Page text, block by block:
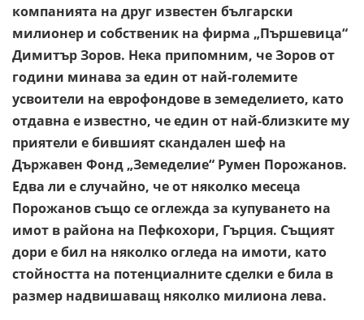
компанията на друг известен български
милионер и собственик на фирма „Пършевица“
Димитър Зоров. Нека припомним, че Зоров от
години минава за един от най-големите
усвоители на еврофондове в земеделието, като
отдавна е известно, че един от най-близките му
приятели е бившият скандален шеф на
Държавен Фонд „Земеделие“ Румен Порожанов.
Едва ли е случайно, че от няколко месеца
Порожанов също се оглежда за купуването на
имот в района на Пефкохори, Гърция. Същият
дори е бил на няколко огледа на имоти, като
стойността на потенциалните сделки е била в
размер надвишаващ няколко милиона лева.